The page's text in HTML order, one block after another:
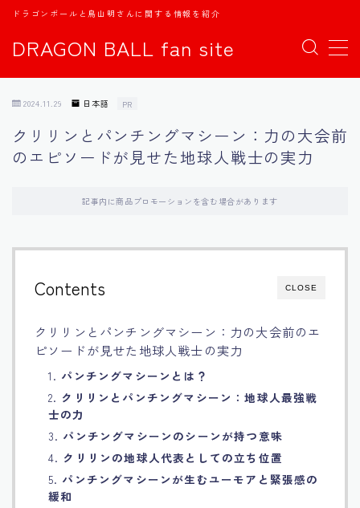
DRAGON BALL fan site
ドラゴンボールと鳥山明さんに関する情報を紹介
MENU
日本語
中文
Español
اللغة العربية
Français
Bahasa Indonesia
Português
2024.11.29 日本語 PR
クリリンとパンチングマシーン：力の大会前
のエピソードが見せた地球人戦士の実力
記事内に商品プロモーションを含む場合があります
CLOSE
Contents
クリリンとパンチングマシーン：力の大会前のエ
ピソードが見せた地球人戦士の実力
1. パンチングマシーンとは？
2. クリリンとパンチングマシーン：地球人最強戦
士の力
3. パンチングマシーンのシーンが持つ意味
4. クリリンの地球人代表としての立ち位置
5. パンチングマシーンが生むユーモアと緊張感の
緩和